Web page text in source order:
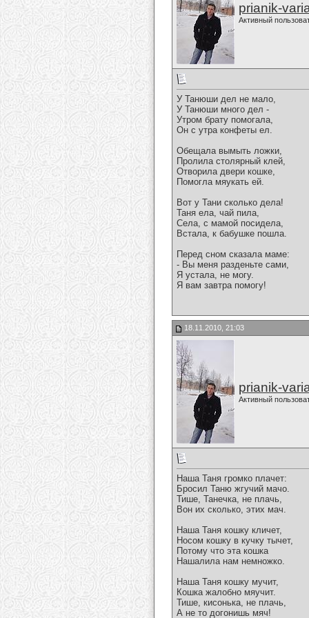
prianik-
Активный
У Танюши дел не мало,
У Танюши много дел -
Утром брату помогала,
Он с утра конфеты ел.
Обещала вымыть ложки,
Пролила столярный клей,
Отворила двери кошке,
Помогла мяукать ей.
Вот у Тани сколько дела!
Таня ела, чай пила,
Села, с мамой посидела,
Встала, к бабушке пошла.
Перед сном сказала маме:
- Вы меня разденьте сами,
Я устала, не могу.
Я вам завтра помогу!
18.11.2010, 21:03
prianik-
Активный
Наша Таня громко плачет:
Бросил Таню жгучий мачо.
Тише, Танечка, не плачь,
Вон их сколько, этих мач.
Наша Таня кошку кличет,
Носом кошку в кучку тычет,
Потому что эта кошка
Нашалила нам немножко.
Наша Таня кошку мучит,
Кошка жалобно мяучит.
Тише, кисонька, не плачь,
А не то догонишь мяч!